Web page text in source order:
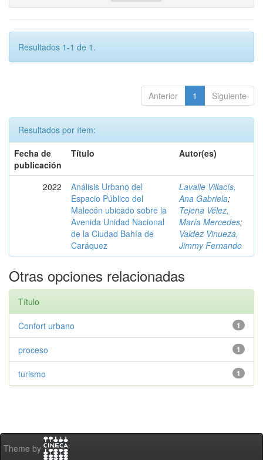
Resultados 1-1 de 1.
Anterior 1 Siguiente
Resultados por ítem:
Fecha de
publicación
Título Autor(es)
2022
Análisis Urbano del
Espacio Público del
Malecón ubicado sobre la
Avenida Unidad Nacional
de la Ciudad Bahía de
Caráquez
Lavalle Villacís,
Ana Gabriela;
Tejena Vélez,
María Mercedes;
Valdez Vinueza,
Jimmy Fernando
Otras opciones relacionadas
Título
1
Confort urbano
1
proceso
1
turismo
Theme by